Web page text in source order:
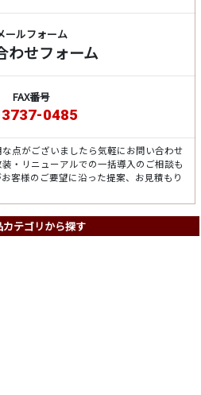
ールフォーム
わせフォーム
FAX番号
0485
点がございましたら気軽にお問い合わせ
・リニューアルでの一括導入のご相談も
客様のご要望に沿った提案、お見積もり
カテゴリから探す